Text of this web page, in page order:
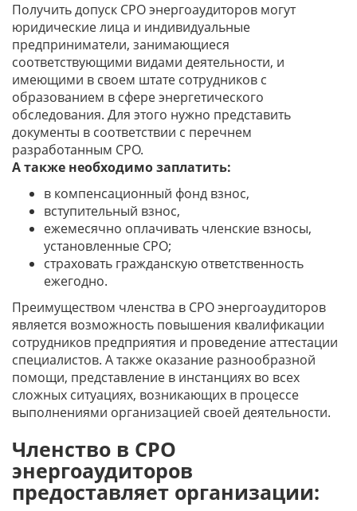
Получить допуск СРО энергоаудиторов могут
юридические лица и индивидуальные
предприниматели, занимающиеся
соответствующими видами деятельности, и
имеющими в своем штате сотрудников с
образованием в сфере энергетического
обследования. Для этого нужно представить
документы в соответствии с перечнем
разработанным СРО.
А также необходимо заплатить:
в компенсационный фонд взнос,
вступительный взнос,
ежемесячно оплачивать членские взносы,
установленные СРО;
страховать гражданскую ответственность
ежегодно.
Преимуществом членства в СРО энергоаудиторов
является возможность повышения квалификации
сотрудников предприятия и проведение аттестации
специалистов. А также оказание разнообразной
помощи, представление в инстанциях во всех
сложных ситуациях, возникающих в процессе
выполнениями организацией своей деятельности.
Членство в СРО
энергоаудиторов
предоставляет организации: